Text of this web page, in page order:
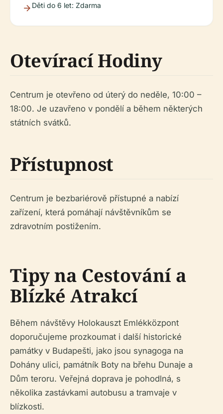
Děti do 6 let: Zdarma
Otevírací Hodiny
Centrum je otevřeno od úterý do neděle, 10:00 –
18:00. Je uzavřeno v pondělí a během některých
státních svátků.
Přístupnost
Centrum je bezbariérově přístupné a nabízí
zařízení, která pomáhají návštěvníkům se
zdravotním postižením.
Tipy na Cestování a
Blízké Atrakcí
Během návštěvy Holokauszt Emlékközpont
doporučujeme prozkoumat i další historické
památky v Budapešti, jako jsou synagoga na
Dohány ulici, památník Boty na břehu Dunaje a
Dům teroru. Veřejná doprava je pohodlná, s
několika zastávkami autobusu a tramvaje v
blízkosti.